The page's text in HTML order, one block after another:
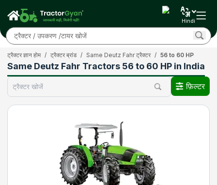
Hindi
Same Deutz Fahr Tractors 56 to 60 HP in India
ट्रैक्टर ज्ञान होम / ट्रैक्टर ब्रांड / Same Deutz Fahr ट्रैक्टर / 56 to 60 HP
फ़िल्टर